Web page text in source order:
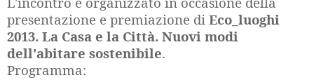
presentazione e premiazione di Eco_luoghi
2013. La Casa e la Città. Nuovi modi
dell'abitare sostenibile.
Programma: